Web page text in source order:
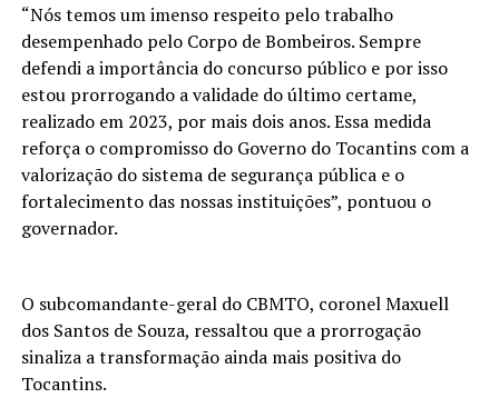
“Nós temos um imenso respeito pelo trabalho
desempenhado pelo Corpo de Bombeiros. Sempre
defendi a importância do concurso público e por isso
estou prorrogando a validade do último certame,
realizado em 2023, por mais dois anos. Essa medida
reforça o compromisso do Governo do Tocantins com a
valorização do sistema de segurança pública e o
fortalecimento das nossas instituições”, pontuou o
governador.
O subcomandante-geral do CBMTO, coronel Maxuell
dos Santos de Souza, ressaltou que a prorrogação
sinaliza a transformação ainda mais positiva do
Tocantins.